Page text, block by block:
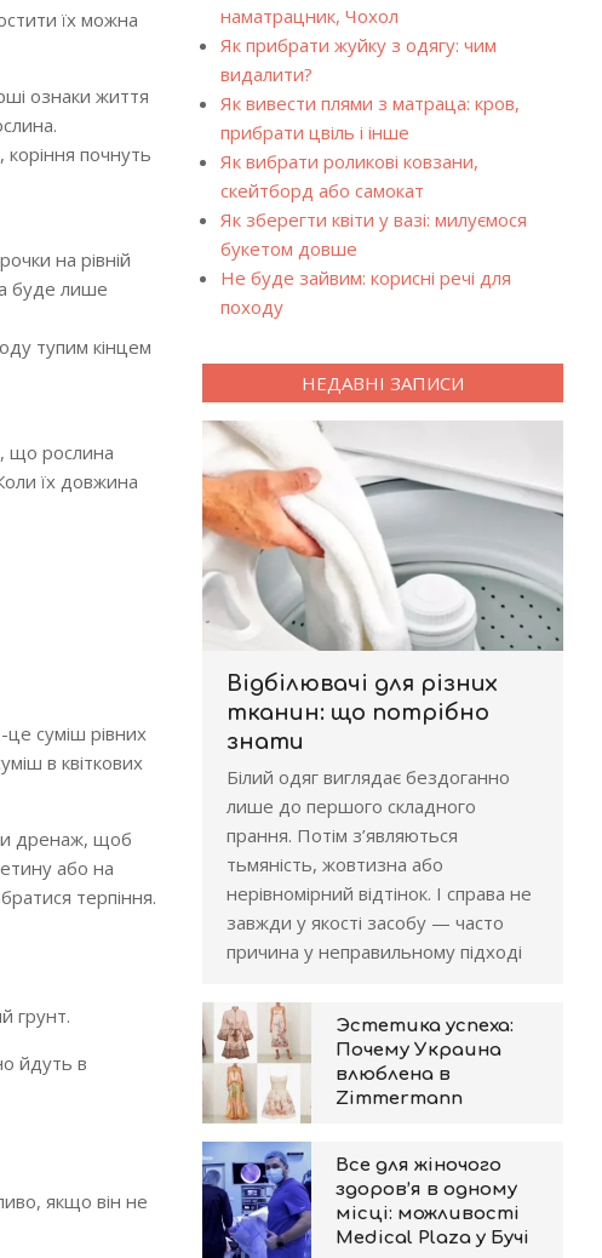
їх можна
ознаки життя
почнуть
на рівній
буде лише
тупим кінцем
що рослина
їх довжина
це суміш рівних
в квіткових
дренаж, щоб
або на
терпіння.
грунт.
йдуть в
якщо він не
наматрацник, Чохол
Як прибрати жуйку з одягу: чим
видалити?
Як вивести плями з матраца: кров,
прибрати цвіль і інше
Як вибрати роликові ковзани,
скейтборд або самокат
Як зберегти квіти у вазі: милуємося
букетом довше
Не буде зайвим: корисні речі для
походу
НЕДАВНІ ЗАПИСИ
Відбілювачі для різних
тканин: що потрібно
знати
Білий одяг виглядає бездоганно
лише до першого складного
прання. Потім з’являються
тьмяність, жовтизна або
нерівномірний відтінок. І справа не
завжди у якості засобу — часто
причина у неправильному підході
Эстетика успеха:
Почему Украина
влюблена в
Zimmermann
Все для жіночого
здоров’я в одному
місці: можливості
Medical Plaza у Бучі